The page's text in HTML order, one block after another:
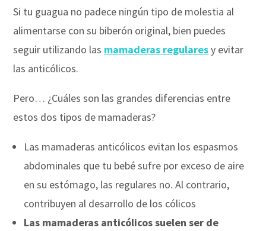
Si tu guagua no padece ningún tipo de molestia al
alimentarse con su biberón original, bien puedes
seguir utilizando las mamaderas regularesy evitar
las anticólicos.
Pero… ¿Cuáles son las grandes diferencias entre
estos dos tipos de mamaderas?
Las mamaderas anticólicos evitan los espasmos
abdominales que tu bebé sufre por exceso de aire
en su estómago, las regulares no. Al contrario,
contribuyen al desarrollo de los cólicos
Las mamaderas anticólicos suelen ser de